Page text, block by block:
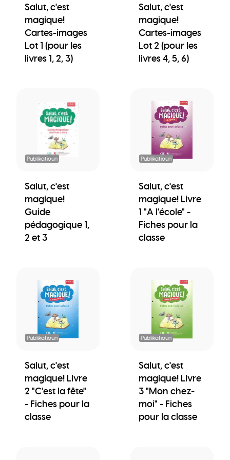
Salut, c'est
magique!
Cartes-images
Lot 1 (pour les
livres 1, 2, 3)
Salut, c'est
magique!
Cartes-images
Lot 2 (pour les
livres 4, 5, 6)
Publikatioun
Salut, c'est
magique!
Guide
pédagogique 1,
2 et 3
Publikatioun
Salut, c'est
magique! Livre
1 "A l'école" -
Fiches pour la
classe
Publikatioun
Salut, c'est
magique! Livre
2 "C'est la fête"
- Fiches pour la
classe
Publikatioun
Salut, c'est
magique! Livre
3 "Mon chez-
moi" - Fiches
pour la classe